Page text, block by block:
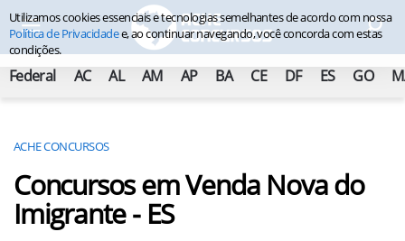
Federal AC AL AM AP BA CE DF ES GO
ACHE CONCURSOS
Concursos em Venda Nova do
Imigrante - ES
Utilizamos cookies essenciais e tecnologias semelhantes de acordo com nossa
Política de Privacidadee, ao continuar navegando, você concorda com estas
condições.